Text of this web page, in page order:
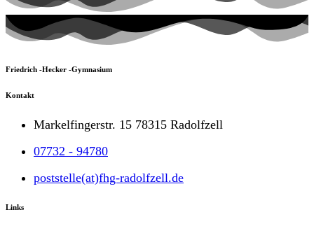
Friedrich -Hecker -Gymnasium
Kontakt
Markelfingerstr. 15 78315 Radolfzell
07732 - 94780
poststelle(at)fhg-radolfzell.de
Links